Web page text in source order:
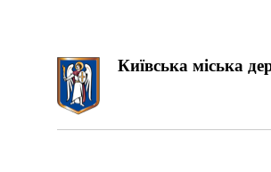
Київська міська